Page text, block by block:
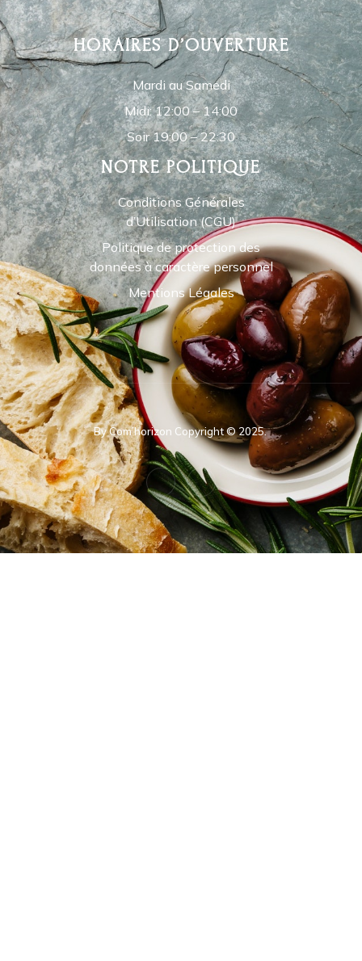
HORAIRES D’OUVERTURE
Mardi au Samedi
Midi: 12:00 – 14:00
Soir 19:00 – 22:30
NOTRE POLITIQUE
Conditions Générales
d’Utilisation (CGU)
Politique de protection des
données à caractère personnel
Mentions Légales
By Com’horizon Copyright © 2025.